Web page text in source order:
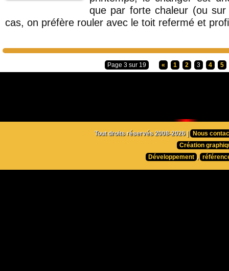
que par forte chaleur (ou
cas, on préfère rouler avec le toit refermé et
Page 3 sur 19 « 1 2 3 4 5
Tout droits réservés 2008-2026 |
Nous
Création
Développement ,